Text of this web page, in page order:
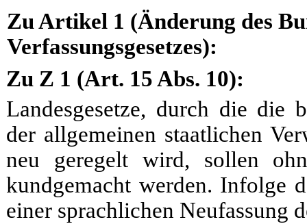
Zu Artikel 1 (Änderung des
Verfassungsgesetzes):
Zu Z 1 (Art. 15 Abs. 10):
Landesgesetze, durch die die
der allgemeinen staatlichen
neu geregelt wird, sollen
kundgemacht werden. Infolge
einer sprachlichen Neufassung